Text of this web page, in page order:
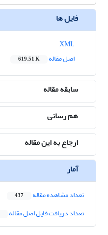
فایل ها
اصل مقاله
619.51 K
سابقه مقاله
هم رسانی
ارجاع به این مقاله
آمار
تعداد مشاهده مقاله 437
تعداد دریافت فایل اصل مقاله